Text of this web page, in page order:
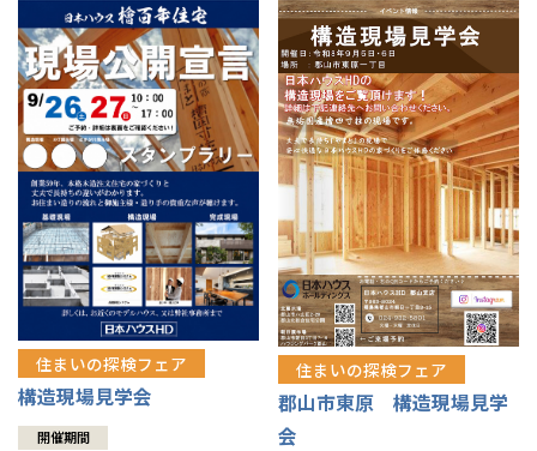
住まいの探検フェア
構造現場見学会
開催期間
住まいの探検フェア
郡山市東原 構造現場見学
会